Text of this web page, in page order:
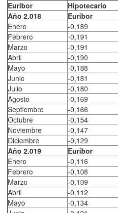
Euribor
Hipotecario
Año 2.018
Euribor
Enero
-0,189
Febrero
-0,191
Marzo
-0,191
Abril
-0,190
Mayo
-0,188
Junio
-0,181
Julio
-0,180
Agosto
-0,169
Septiembre
-0,166
Octubre
-0,154
Noviembre
-0,147
Diciembre
-0,129
Año 2.019
Euribor
Enero
-0,116
Febrero
-0,108
Marzo
-0,109
Abril
-0,112
Mayo
-0,134